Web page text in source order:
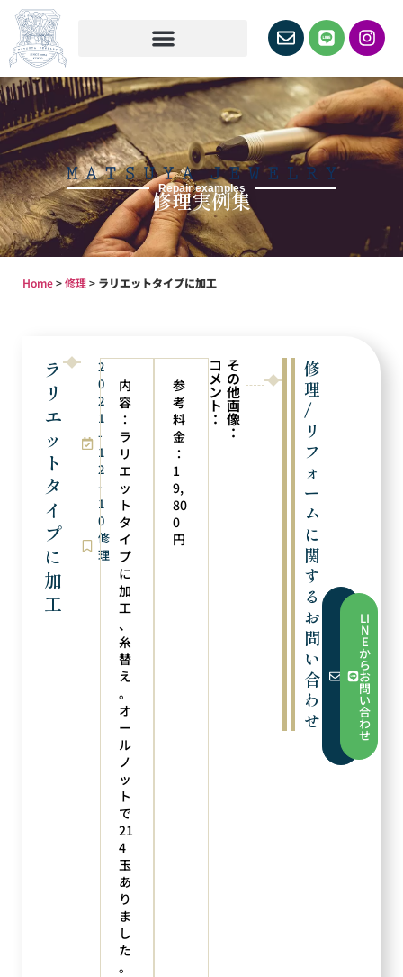
Repair examples
修理実例集
Home>修理> ラリエットタイプに加工
ラ
リ
エ
ッ
ト
タ
イ
プ
に
加
工
2
0
2
1
-
1
2
-
1
0
修
理
内
容
：
ラ
リ
エ
ッ
ト
タ
イ
プ
に
加
工
、
糸
替
え
。
オ
ー
ル
ノ
ッ
ト
で
21
4
玉
あ
り
ま
し
た
。
参
考
料
金
：
1
9,
80
0
円
コ
メ
ン
ト
：
そ
の
他
画
像
： メレダイヤを補充
リングにリフォーム
修
理
/
リ
フ
ォ
ー
ム
に
関
す
る
お
問
い
合
わ
せ
フ
ら
お
せ
LI
N
E
か
ら
お
問
い
合
わ
せ